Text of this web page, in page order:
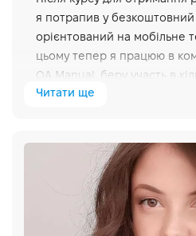
я потрапив у безкоштовний
орієнтований на мобільне
цьому тепер я працюю в
QA Manual, беру участь в
бути частиною команди.
Читати ще